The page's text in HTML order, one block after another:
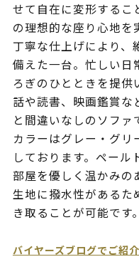
せて自在に変形するこ
の理想的な座り心地を
丁寧な仕上げにより、
備えた一台。忙しい日
ろぎのひとときを提供
話や読書、映画鑑賞な
と間違いなしのソファ
カラーはグレー・グリ
しております。ペール
部屋を優しく温かみの
生地に撥水性があるた
き取ることが可能です。
バイヤーズブログでご紹介